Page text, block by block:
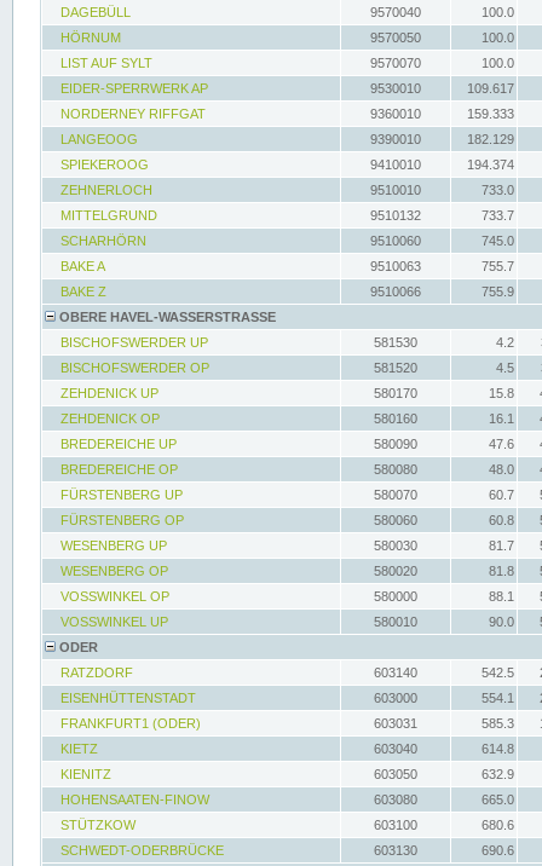
DAGEBÜLL 9570040
100.0
HÖRNUM
9570050
100.0
LIST AUF SYLT
9570070
100.0
EIDER-SPERRWERK AP
9530010
109.617
NORDERNEY RIFFGAT
9360010
159.333
LANGEOOG
9390010
182.129
SPIEKEROOG
9410010
194.374
ZEHNERLOCH
9510010
733.0
MITTELGRUND
9510132
733.7
SCHARHÖRN
9510060
745.0
BAKE A
9510063
755.7
BAKE Z
9510066
755.9
OBERE HAVEL-WASSERSTRASSE
BISCHOFSWERDER UP
581530 4.2
BISCHOFSWERDER OP
581520 4.5
ZEHDENICK UP
580170 15.8
ZEHDENICK OP
580160 16.1
BREDEREICHE UP
580090 47.6
BREDEREICHE OP
580080 48.0
FÜRSTENBERG UP
580070 60.7
FÜRSTENBERG OP
580060 60.8
WESENBERG UP
580030 81.7
WESENBERG OP
580020 81.8
VOSSWINKEL OP
580000 88.1
VOSSWINKEL UP
580010 90.0
ODER
RATZDORF
603140 542.5
EISENHÜTTENSTADT
603000 554.1
FRANKFURT1 (ODER)
603031 585.3
KIETZ
603040
614.8
KIENITZ
603050
632.9
HOHENSAATEN-FINOW
603080
665.0
STÜTZKOW
603100
680.6
SCHWEDT-ODERBRÜCKE
603130
690.6